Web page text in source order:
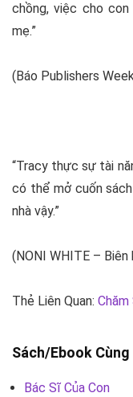
chồng, việc cho
mẹ.”
(Báo Publishers
“Tracy thực sự tài
có thể mở cuốn
nhà vậy.”
(NONI WHITE –
Thẻ Liên Quan:
Sách/Ebook Cùng
Bác Sĩ Của Con